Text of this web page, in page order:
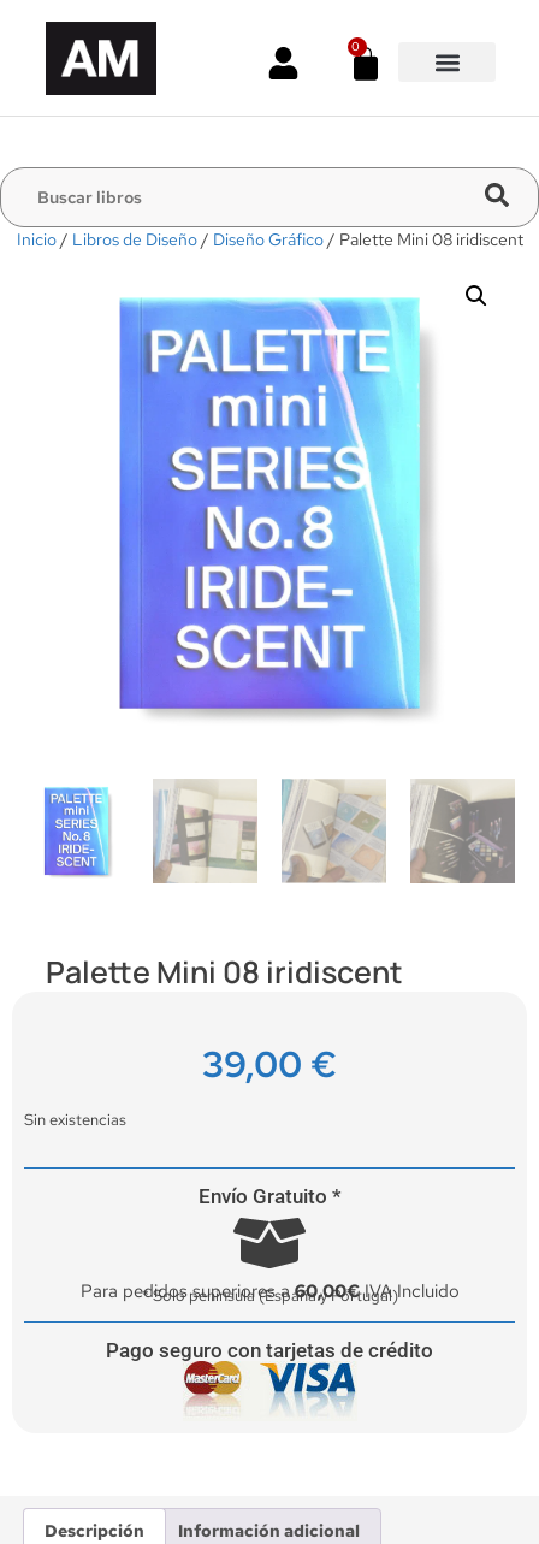
0
Inicio/ Libros de Diseño/ Diseño Gráfico/ Palette Mini 08 iridiscent
Palette Mini 08 iridiscent
39,00 €
Sin existencias
Envío Gratuito *
Para pedidos superiores a60,00€IVA Incluido
* Solo península (España y Portugal)
Pago seguro con tarjetas de crédito
Descripción Información adicional